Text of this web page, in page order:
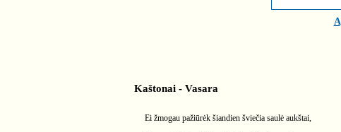
A
Kaštonai - Vasara
Ei žmogau pažiūrėk šiandien šviečia saulė aukštai,